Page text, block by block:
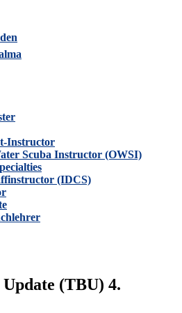
Instructor
Scuba Instructor (OWSI)
(IDCS)
(TBU) 4.